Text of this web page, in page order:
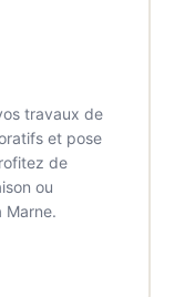
travaux de
et pose
de
ou
Marne.